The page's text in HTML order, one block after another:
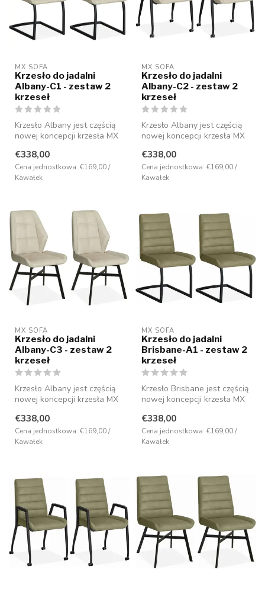
MX SOFA
Krzesło do jadalni
Albany-C1 - zestaw 2
krzeseł
Krzesło Albany jest częścią
nowej koncepcji krzesła MX
€338,00
Cena jednostkowa: €169,00 /
Kawałek
MX SOFA
Krzesło do jadalni
Albany-C2 - zestaw 2
krzeseł
Krzesło Albany jest częścią
nowej koncepcji krzesła MX
€338,00
Cena jednostkowa: €169,00 /
Kawałek
MX SOFA
Krzesło do jadalni
Albany-C3 - zestaw 2
krzeseł
Krzesło Albany jest częścią
nowej koncepcji krzesła MX
€338,00
Cena jednostkowa: €169,00 /
Kawałek
MX SOFA
Krzesło do jadalni
Brisbane-A1 - zestaw 2
krzeseł
Krzesło Brisbane jest częścią
nowej koncepcji krzesła MX
€338,00
Cena jednostkowa: €169,00 /
Kawałek